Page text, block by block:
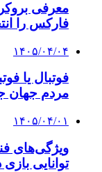
معرفی
فارکس را
۱۴۰۵/۰۴/۰۴
فوتبال یا
مردم جهان
۱۴۰۵/۰۴/۰۱
ویژگی‌های
توانایی